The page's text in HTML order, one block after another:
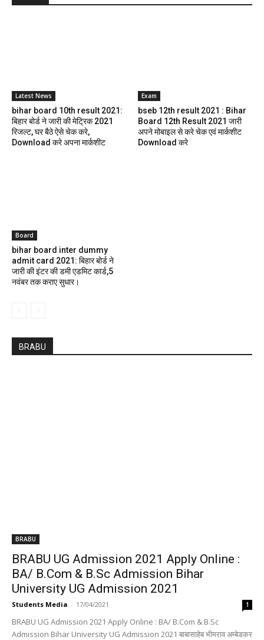
Latest News
bihar board 10th result 2021:
बिहार बोर्ड ने जारी की मेट्रिक 2021
रिजल्ट, घर बैठे ऐसे चेक करे,
Download करे अपना मार्कशीट
Exam
bseb 12th result 2021 : Bihar
Board 12th Result 2021 जारी
अपने मोबाइल से करे चेक एवं मार्कशीट
Download करे
Board
bihar board inter dummy
admit card 2021: बिहार बोर्ड ने
जारी की इंटर की डमी एडमिट कार्ड,5
नवंबर तक कराए सुधार।
BRABU
BRABU
BRABU UG Admission 2021 Apply Online :
BA/ B.Com & B.Sc Admission Bihar
University UG Admission 2021
Students Media - 17/04/2021 1
BRABU UG Admission 2021 Apply Online : BA/ B.Com & B.Sc
Admission Bihar University UG Admission 2021 बाबासाहेब भीमराव अम्बेडकर